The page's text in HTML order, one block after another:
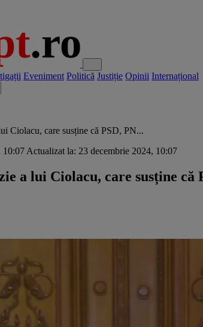
Eveniment Politică Justiție Opinii Internațional
Ciolacu, care susține că PSD, PN...
10:07 Actualizat la: 23 decembrie 2024, 10:07
a lui Ciolacu, care susține